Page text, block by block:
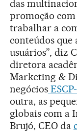
das
promoção
trabalhar a
conteúdos que
usuários”, diz
diretora
Marketing &
negócios
outra, as
globais com a
Brujó, CEO da